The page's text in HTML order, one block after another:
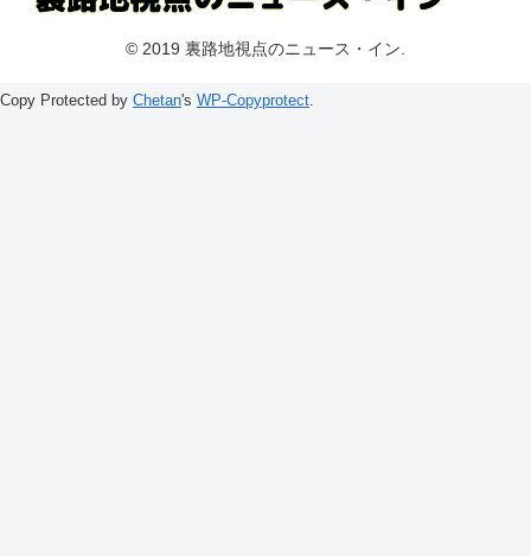
© 2019 裏路地視点のニュース・イン.
Copy Protected by Chetan's WP-Copyprotect